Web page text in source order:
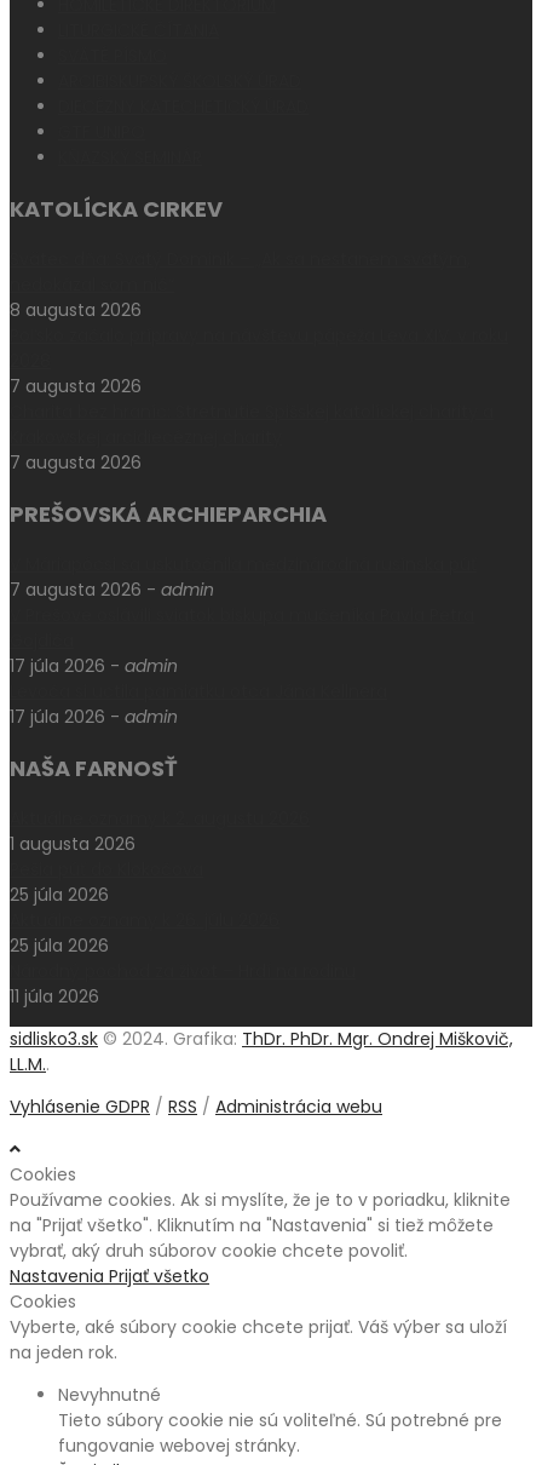
KATOLÍCKA CIRKEV
8 augusta 2026
7 augusta 2026
7 augusta 2026
PREŠOVSKÁ ARCHIEPARCHIA
7 augusta 2026 - admin
17 júla 2026 - admin
17 júla 2026 - admin
NAŠA FARNOSŤ
1 augusta 2026
25 júla 2026
25 júla 2026
11 júla 2026
sidlisko3.sk © 2024. Grafika: ThDr. PhDr. Mgr. Ondrej Miškovič,
LL.M..
Vyhlásenie GDPR / RSS / Administrácia webu
Cookies
Používame cookies. Ak si myslíte, že je to v poriadku, kliknite
na "Prijať všetko". Kliknutím na "Nastavenia" si tiež môžete
vybrať, aký druh súborov cookie chcete povoliť.
Nastavenia Prijať všetko
Cookies
Vyberte, aké súbory cookie chcete prijať. Váš výber sa uloží
na jeden rok.
Nevyhnutné
Tieto súbory cookie nie sú voliteľné. Sú potrebné pre
fungovanie webovej stránky.